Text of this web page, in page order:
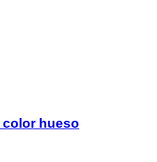
color hueso